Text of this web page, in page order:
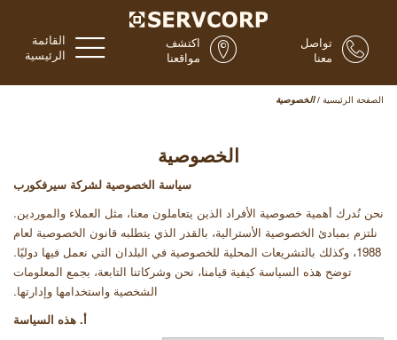
القائمة
الرئيسية
اكتشف
مواقعنا
تواصل
معنا
الصفحة الرئيسية / الخصوصية
الخصوصية
سياسة الخصوصية لشركة سيرفكورب
نحن نُدرك أهمية خصوصية الأفراد الذين يتعاملون معنا، مثل العملاء والموردين.
نلتزم بمبادئ الخصوصية الأسترالية، بالقدر الذي يتطلبه قانون الخصوصية لعام
1988، وكذلك بالتشريعات المحلية للخصوصية في البلدان التي نعمل فيها دوليًا.
توضح هذه السياسة كيفية قيامنا، نحن وشركاتنا التابعة، بجمع المعلومات
الشخصية واستخدامها وإدارتها.
أ. هذه السياسة